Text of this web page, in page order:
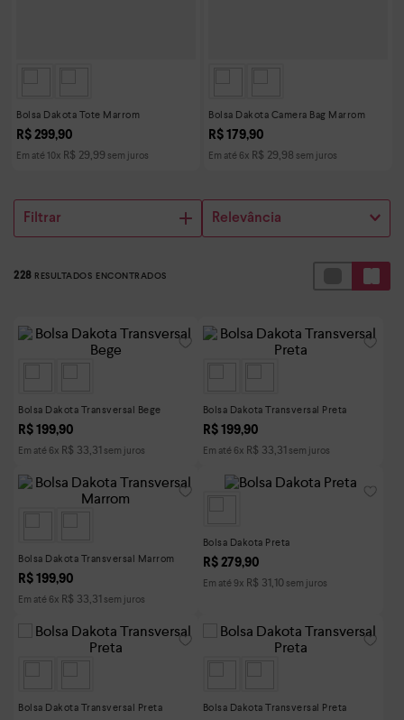
Bolsa Dakota Tote Marrom
R$ 299,90
Em até10x R$ 29,99 sem juros
Bolsa Dakota Camera Bag Marrom
R$ 179,90
Em até 6x R$ 29,98 sem juros
Filtrar Relevância
228
Bolsa Dakota Transversal Bege
R$ 199,90
Em até 6x R$ 33,31 sem juros
Bolsa Dakota Transversal Preta
R$ 199,90
Em até 6x R$ 33,31 sem juros
Bolsa Dakota Transversal Marrom
R$ 199,90
Em até 6x R$ 33,31 sem juros
Bolsa Dakota Preta
R$ 279,90
Em até 9x R$ 31,10sem juros
Bolsa Dakota Transversal Preta
Bolsa Dakota Transversal Preta